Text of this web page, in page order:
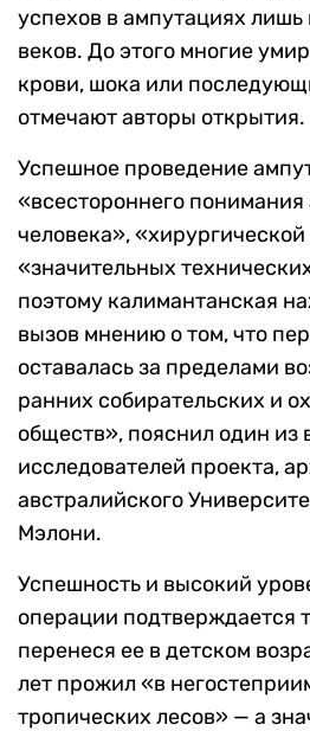
успехов в ампутациях лишь
веков. До этого многие
крови, шока или
отмечают авторы открытия.
Успешное проведение
«всестороннего
человека»,
«значительных
поэтому калимантанская
вызов мнению о том, что
оставалась за пределами
ранних собирательских и
обществ», пояснил один из
исследователей проекта,
австралийского
Мэлони.
Успешность и высокий
операции подтверждается
перенеся ее в детском
лет прожил «в
тропических лесов» — а